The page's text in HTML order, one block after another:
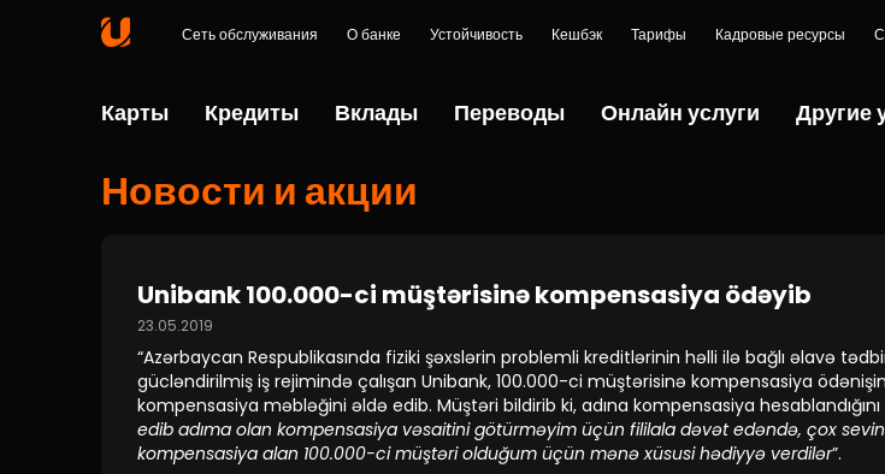
Сеть обслуживания О банке Устойчивость Кешбэк Тарифы Кадровые ресурсы
Карты Кредиты Вклады Переводы Онлайн услуги Другие
Новости и акции
Unibank 100.000-ci müştərisinə kompensasiya ödəyib
23.05.2019
“Azərbaycan Respublikasında fiziki şəxslərin problemli kreditlərinin həlli ilə bağlı əlavə
gücləndirilmiş iş rejimində çalışan Unibank, 100.000-ci müştərisinə kompensasiya
kompensasiya məbləğini əldə edib. Müştəri bildirib ki, adına kompensasiya
edib adıma olan kompensasiya vəsaitini götürməyim üçün fililala dəvət edəndə, çox
kompensasiya alan 100.000-ci müştəri olduğum üçün mənə xüsusi hədiyyə verdilər”.